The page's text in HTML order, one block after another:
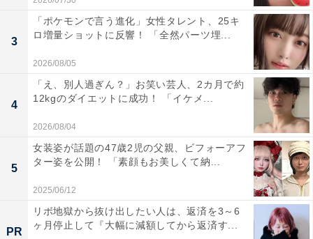
3
「ポケモンで言う進化」女性タレント、25キ
ロ増量ショットに反響！ 「全然パーツ埋...
2026/08/05
4
「え、別人過ぎん？」お笑い芸人、2カ月で約
12kgのダイエットに成功！ 「イケメ...
2026/08/04
5
女装姿が話題の47歳2児の父親、ビフォーアフ
ター姿を公開！ 「素顔もお美しくて納...
2025/06/12
PR
リボ地獄から抜け出したい人は、返済を3～6
ヶ月停止して『大幅に減額してから返済す...